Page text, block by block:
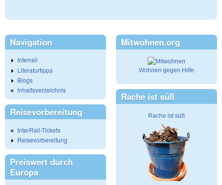
Navigation
Interrail
Literaturtipps
Blogs
Inhaltsverzeichnis
Reisevorbereitung
InterRail-Tickets
Reisevorbereitung
Preiswert durch
Europa
Mitwohnen.org
Wohnen gegen Hilfe
Rache ist süß
Rache ist süß